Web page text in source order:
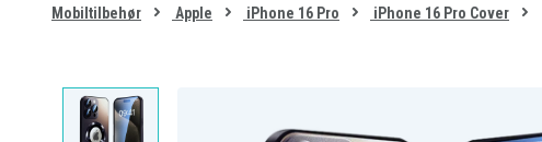
Mobiltilbehør Apple iPhone 16 Pro iPhone 16 Pro Cover